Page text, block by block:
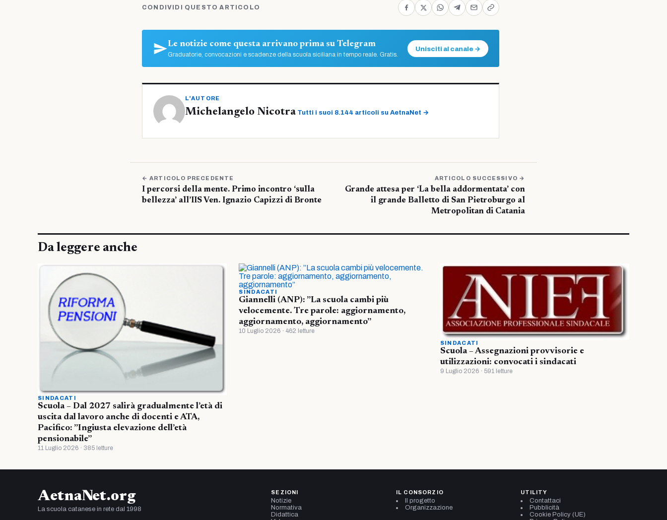
CONDIVIDI QUESTO ARTICOLO
Le notizie come questa arrivano prima su Telegram
Graduatorie, convocazioni e scadenze della scuola siciliana in tempo reale. Gratis.
Unisciti al canale →
L'AUTORE
Michelangelo Nicotra Tutti i suoi 8.144 articoli su AetnaNet →
← ARTICOLO PRECEDENTE
I percorsi della mente. Primo incontro ‘sulla
bellezza’ all’IIS Ven. Ignazio Capizzi di Bronte
ARTICOLO SUCCESSIVO →
Grande attesa per ‘La bella addormentata’ con
il grande Balletto di San Pietroburgo al
Metropolitan di Catania
Da leggere anche
SINDACATI
Scuola – Dal 2027 salirà gradualmente l’età di
uscita dal lavoro anche di docenti e ATA,
Pacifico: ”Ingiusta elevazione dell’età
pensionabile”
11 Luglio 2026 · 385 letture
SINDACATI
Giannelli (ANP): ”La scuola cambi più
velocemente. Tre parole: aggiornamento,
aggiornamento, aggiornamento”
10 Luglio 2026 · 462 letture
SINDACATI
Scuola – Assegnazioni provvisorie e
utilizzazioni: convocati i sindacati
9 Luglio 2026 · 591 letture
AetnaNet.org
La scuola catanese in rete dal 1998
SEZIONI
Notizie
Normativa
Didattica
IL CONSORZIO
Il progetto
Organizzazione
UTILITY
Contattaci
Pubblicità
Cookie Policy (UE)